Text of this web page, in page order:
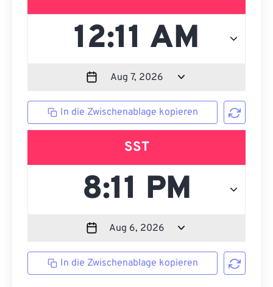
In die Zwischenablage kopieren
SST
In die Zwischenablage kopieren